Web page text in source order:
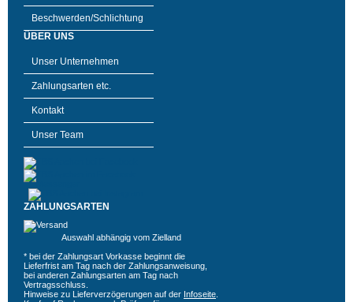
Beschwerden/Schlichtung
ÜBER UNS
Unser Unternehmen
Zahlungsarten etc.
Kontakt
Unser Team
ZAHLUNGSARTEN
Auswahl abhängig vom Zielland
* bei der Zahlungsart Vorkasse beginnt die
Lieferfrist am Tag nach der Zahlungsanweisung,
bei anderen Zahlungsarten am Tag nach
Vertragsschluss.
Hinweise zu Lieferverzögerungen auf der Infoseite